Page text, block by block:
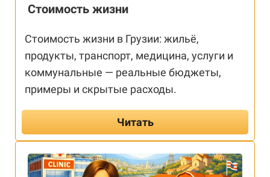
Стоимость жизни
Стоимость жизни в Грузии: жильё,
продукты, транспорт, медицина, услуги и
коммунальные — реальные бюджеты,
примеры и скрытые расходы.
Читать